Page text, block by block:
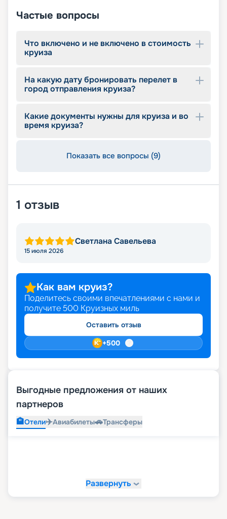
Частые вопросы
Что включено и не включено в стоимость
круиза
На какую дату бронировать перелет в
город отправления круиза?
Какие документы нужны для круиза и во
время круиза?
Показать все вопросы (9)
1 отзыв
Светлана Савельева
15 июля 2026
Как вам круиз?
Поделитесь своими впечатлениями с нами и
получите 500 Круизных миль
Оставить отзыв
+500
Выгодные предложения от наших
партнеров
🏨Отели✈️Авиабилеты🚗Трансферы
Развернуть